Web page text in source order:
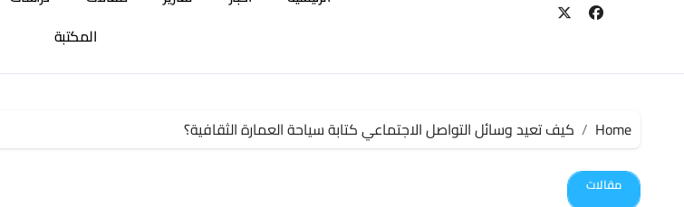
المكتبة
Home كيف تعيد وسائل التواصل الاجتماعي كتابة سياحة العمارة الثقافية؟
مقالات